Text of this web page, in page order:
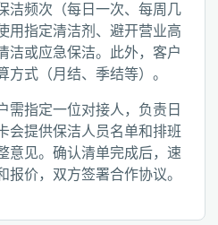
洁频次（每日一次、每周几
用指定清洁剂、避开营业高
洁或应急保洁。此外，客户
方式（月结、季结等）。
需指定一位对接人，负责日
会提供保洁人员名单和排班
意见。确认清单完成后，速
报价，双方签署合作协议。